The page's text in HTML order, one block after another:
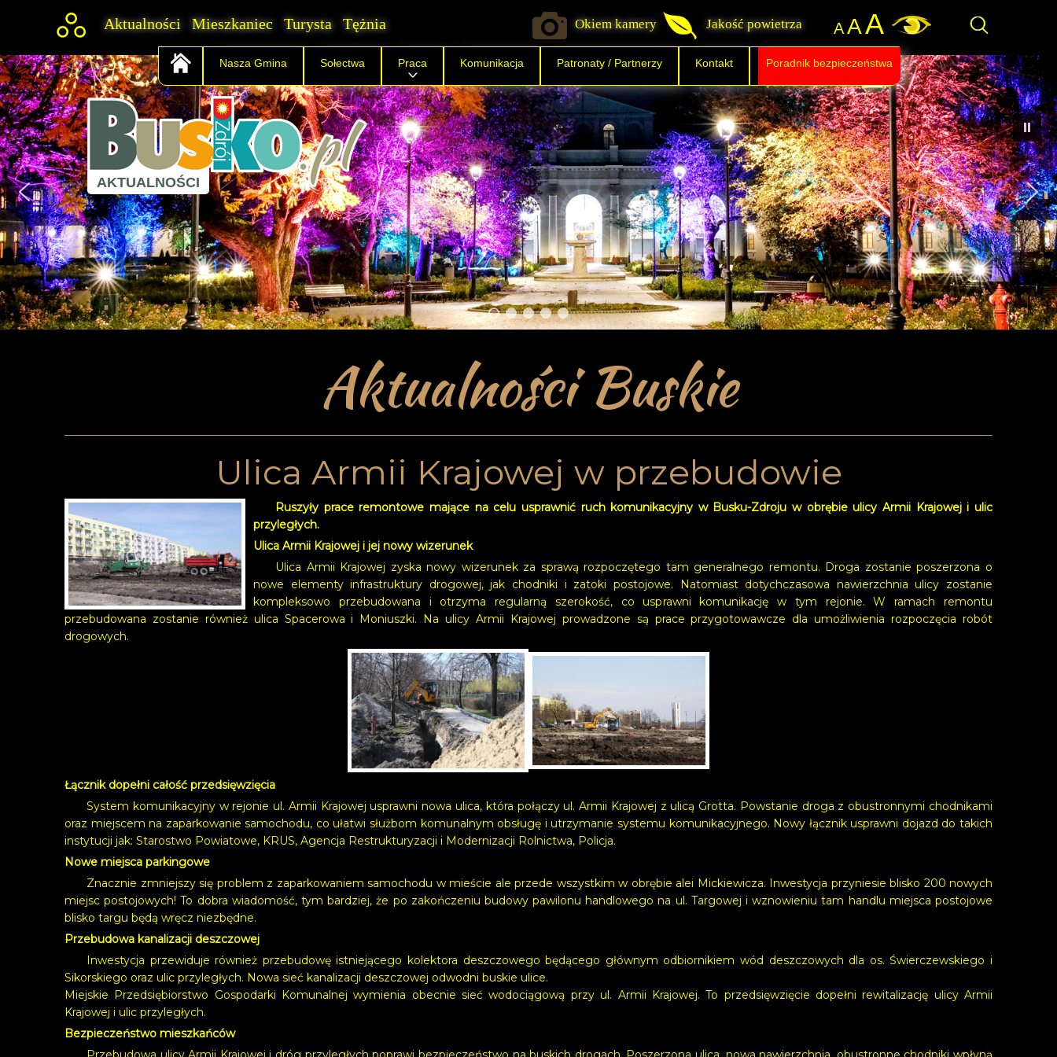
Aktualności Mieszkaniec Turysta Tężnia Okiem kamery Jakość powietrza AAA
AKTUALNOŚCI
Nasza Gmina Sołectwa Praca Komunikacja Patronaty / Partnerzy Kontakt Poradnik bezpieczeństwa
Aktualności Buskie
Ulica Armii Krajowej w przebudowie
Ruszyły prace remontowe mające na celu usprawnić ruch komunikacyjny w Busku-Zdroju w obrębie ulicy Armii Krajowej i ulic
przyległych.
Ulica Armii Krajowej i jej nowy wizerunek
Ulica Armii Krajowej zyska nowy wizerunek za sprawą rozpoczętego tam generalnego remontu. Droga zostanie poszerzona o
nowe elementy infrastruktury drogowej, jak chodniki i zatoki postojowe. Natomiast dotychczasowa nawierzchnia ulicy zostanie
kompleksowo przebudowana i otrzyma regularną szerokość, co usprawni komunikację w tym rejonie. W ramach remontu
przebudowana zostanie również ulica Spacerowa i Moniuszki. Na ulicy Armii Krajowej prowadzone są prace przygotowawcze dla umożliwienia rozpoczęcia robót
drogowych.
Łącznik dopełni całość przedsięwzięcia
System komunikacyjny w rejonie ul. Armii Krajowej usprawni nowa ulica, która połączy ul. Armii Krajowej z ulicą Grotta. Powstanie droga z obustronnymi chodnikami
oraz miejscem na zaparkowanie samochodu, co ułatwi służbom komunalnym obsługę i utrzymanie systemu komunikacyjnego. Nowy łącznik usprawni dojazd do takich
instytucji jak: Starostwo Powiatowe, KRUS, Agencja Restrukturyzacji i Modernizacji Rolnictwa, Policja.
Nowe miejsca parkingowe
Znacznie zmniejszy się problem z zaparkowaniem samochodu w mieście ale przede wszystkim w obrębie alei Mickiewicza. Inwestycja przyniesie blisko 200 nowych
miejsc postojowych! To dobra wiadomość, tym bardziej, że po zakończeniu budowy pawilonu handlowego na ul. Targowej i wznowieniu tam handlu miejsca postojowe
blisko targu będą wręcz niezbędne.
Przebudowa kanalizacji deszczowej
Inwestycja przewiduje również przebudowę istniejącego kolektora deszczowego będącego głównym odbiornikiem wód deszczowych dla os. Świerczewskiego i
Sikorskiego oraz ulic przyległych. Nowa sieć kanalizacji deszczowej odwodni buskie ulice.
Miejskie Przedsiębiorstwo Gospodarki Komunalnej wymienia obecnie sieć wodociągową przy ul. Armii Krajowej. To przedsięwzięcie dopełni rewitalizację ulicy Armii
Krajowej i ulic przyległych.
Bezpieczeństwo mieszkańców